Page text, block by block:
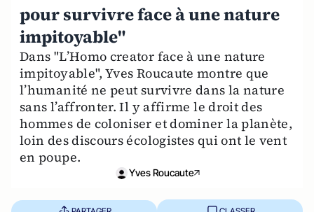
pour survivre face à une nature
impitoyable"
Dans "L’Homo creator face à une nature
impitoyable", Yves Roucaute montre que
l’humanité ne peut survivre dans la nature
sans l’affronter. Il y affirme le droit des
hommes de coloniser et dominer la planète,
loin des discours écologistes qui ont le vent
en poupe.
Yves Roucaute